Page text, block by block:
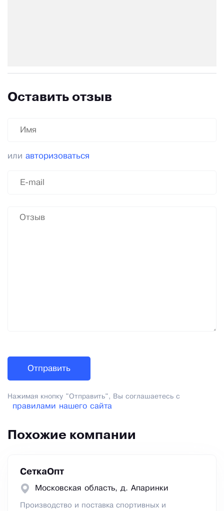
Оставить отзыв
или авторизоваться
Нажимая кнопку "Отправить", Вы соглашаетесь с
правилами нашего сайта
Похожие компании
СеткаОпт
Московская область, д. Апаринки
Производство и поставка спортивных и